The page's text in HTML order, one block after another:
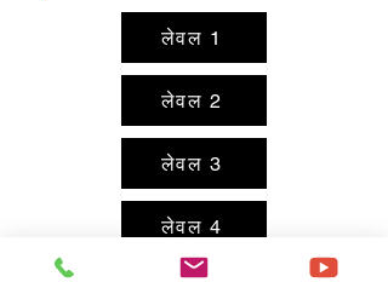
लेवल 1
लेवल 2
लेवल 3
लेवल 4